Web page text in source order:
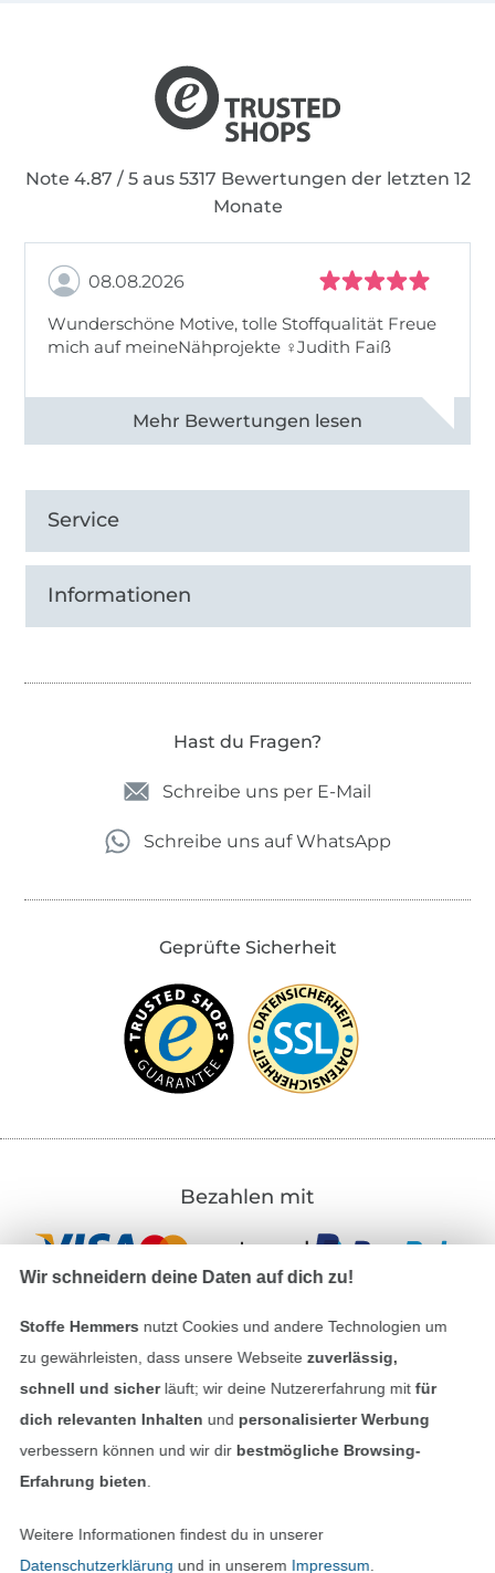
Note 4.87 / 5 aus 5317 Bewertungen der letzten 12
Monate
08.08.2026
Wunderschöne Motive, tolle Stoffqualität Freue
mich auf meineNähprojekte ♀Judith Faiß
Alle 82990 Bewertungen ansehen
Service
Informationen
Hast du Fragen?
Schreibe uns per E-Mail
Schreibe uns auf WhatsApp
Geprüfte Sicherheit
Bezahlen mit
Unsere Versandpartner
In den deutschen Shop wechseln (aktuell
Wir schneidern deine Daten auf dich zu!
Stoffe Hemmers nutzt Cookies und andere Technologien um
zu gewährleisten, dass unsere Webseite zuverlässig,
schnell und sicherläuft; wir deine Nutzererfahrung mitfür
dich relevanten Inhalten und personalisierter Werbung
verbessern können und wir dir bestmögliche Browsing-
Erfahrung bieten
Weitere Informationen findest du in unserer
Datenschutzerklärung und in unserem Impressum